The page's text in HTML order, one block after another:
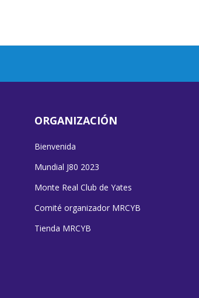
ORGANIZACIÓN
Bienvenida
Mundial J80 2023
Monte Real Club de Yates
Comité organizador MRCYB
Tienda MRCYB